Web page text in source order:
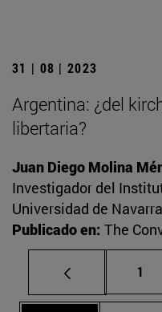
31 | 08 | 2023
Argentina: ¿del
libertaria?
Juan Diego Molina
Investigador del
Universidad de Navarra
Publicado en: The
1